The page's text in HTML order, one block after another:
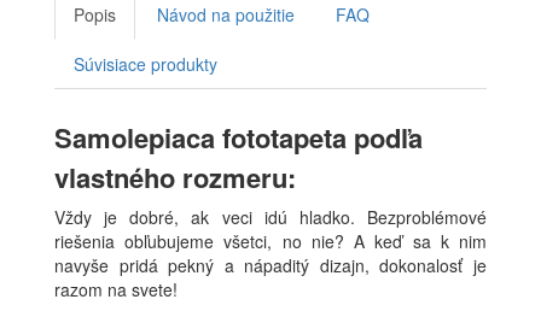
Popis Návod na použitie FAQ
Súvisiace produkty
Samolepiaca fototapeta podľa
vlastného rozmeru:
Vždy je dobré, ak veci idú hladko. Bezproblémové
riešenia obľubujeme všetci, no nie? A keď sa k nim
navyše pridá pekný a nápaditý dizajn, dokonalosť je
razom na svete!